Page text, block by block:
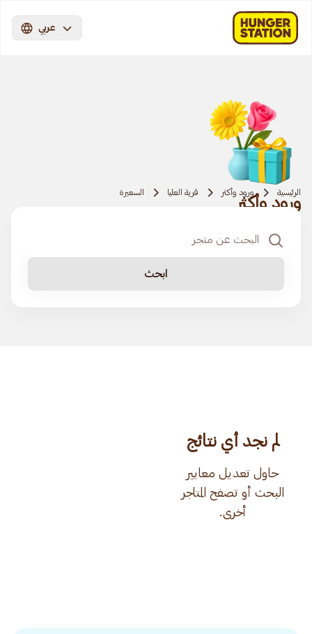
عربي
الرئيسية ورود وأكثر قرية العليا السعيرة‎
ورود وأكثر
ابحث
لم نجد أي نتائج
حاول تعديل معايير
البحث أو تصفح المتاجر
أخرى.